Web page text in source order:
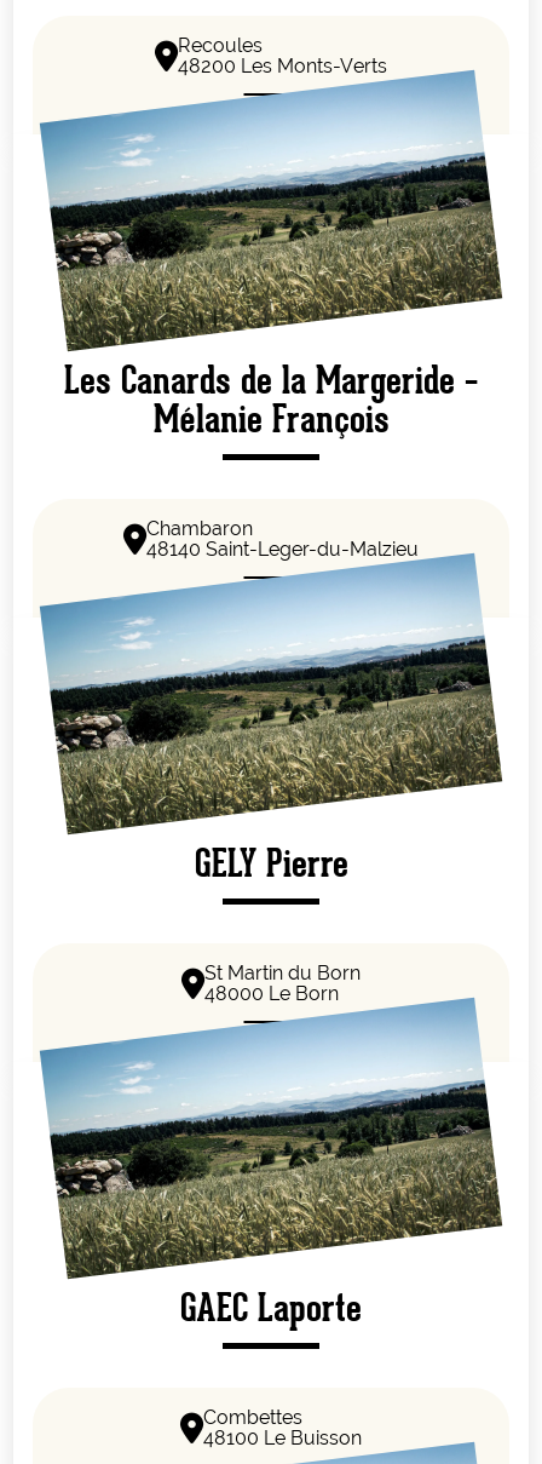
Recoules
48200 Les Monts-Verts
Les Canards de la Margeride –
Mélanie François
Chambaron
48140 Saint-Leger-du-Malzieu
GELY Pierre
St Martin du Born
48000 Le Born
GAEC Laporte
Combettes
48100 Le Buisson